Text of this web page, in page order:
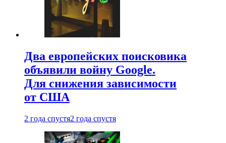
Два европейских поисковика
объявили войну Google.
Для снижения зависимости
от США
2 года спустя2 года спустя